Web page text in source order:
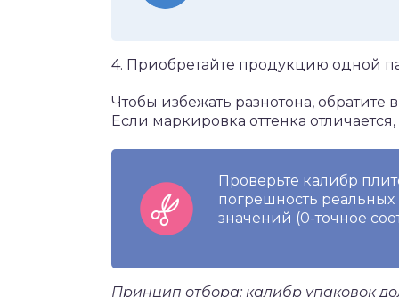
4. Приобретайте продукцию одной
Чтобы избежать разнотона,
Если маркировка оттенка
Проверьте калибр
погрешность реальных
значений (0-точное
Принцип отбора: калибр упаковок